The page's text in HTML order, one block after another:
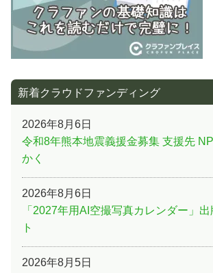
新着クラウドファンディング
2026年8月6日
令和8年熊本地震義援金募集 支援先
かく
2026年8月6日
「2027年用AI空撮写真カレンダー」
ト
2026年8月5日